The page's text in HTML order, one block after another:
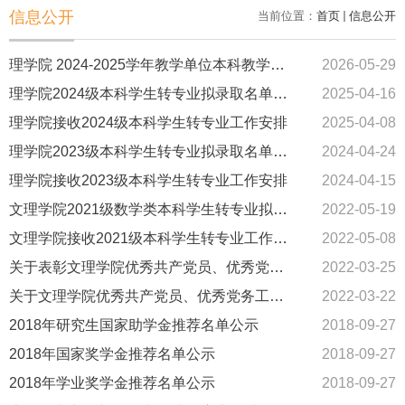
当前位置： 首页 信息公开
信息公开
理学院 2024-2025学年教学单位本科教学质量报告及支撑数据
2026-05-29
理学院2024级本科学生转专业拟录取名单公示
2025-04-16
理学院接收2024级本科学生转专业工作安排
2025-04-08
理学院2023级本科学生转专业拟录取名单公示
2024-04-24
理学院接收2023级本科学生转专业工作安排
2024-04-15
文理学院2021级数学类本科学生转专业拟录取名单公示
2022-05-19
文理学院接收2021级本科学生转专业工作安排
2022-05-08
关于表彰文理学院优秀共产党员、优秀党务工作者的决定
2022-03-25
关于文理学院优秀共产党员、优秀党务工作者拟表彰对象的公示
2022-03-22
2018年研究生国家助学金推荐名单公示
2018-09-27
2018年国家奖学金推荐名单公示
2018-09-27
2018年学业奖学金推荐名单公示
2018-09-27